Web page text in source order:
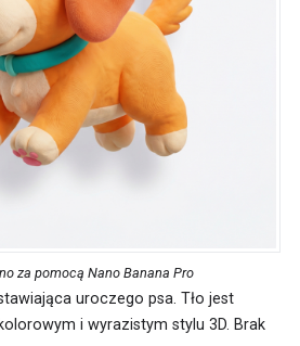
za pomocą Nano Banana Pro
uroczego psa. Tło jest
i wyrazistym stylu 3D. Brak